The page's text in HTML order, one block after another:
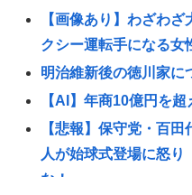
【画像あり】わざわ
クシー運転手になる女
明治維新後の徳川家に
【AI】年商10億円を
【悲報】保守党・百
人が始球式登場に怒り
な！」